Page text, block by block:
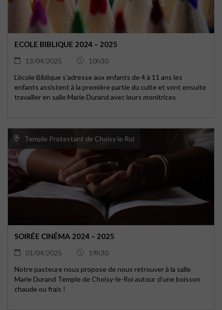
ECOLE BIBLIQUE 2024 – 2025
13/04/2025
10h30
L'école Biblique s'adresse aux enfants de 4 à 11 ans les
enfants assistent à la première partie du culte et vont ensuite
travailler en salle Marie Durand avec leurs monitrices
Temple Protestant de Choisy le Roi
SOIRÉE CINÉMA 2024 – 2025
01/04/2025
19h30
Notre pasteure nous propose de nous retrouver à la salle
Marie Durand Temple de Choisy-le-Roi autour d'une boisson
chaude ou frais !